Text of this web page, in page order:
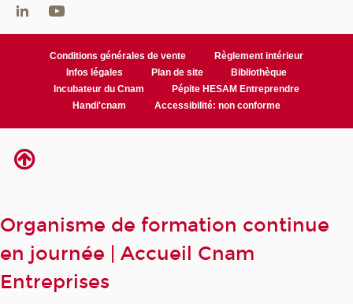
Conditions générales de vente
Règlement intérieur
Infos légales
Plan de site
Bibliothèque
Incubateur du Cnam
Pépite HESAM Entreprendre
Handi'cnam
Accessibilité: non conforme
Organisme de formation continue
en journée | Accueil Cnam
Entreprises